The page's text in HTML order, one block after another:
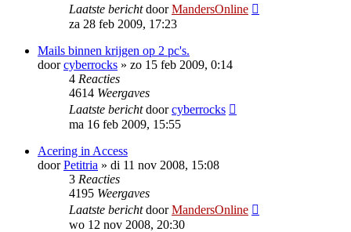
Laatste berichtdoorMandersOnline
za 28 feb 2009, 17:23
Mails binnen krijgen op 2 pc's.
doorcyberrocks » zo 15 feb 2009, 0:14
4 Reacties
4614 Weergaves
Laatste berichtdoorcyberrocks
ma 16 feb 2009, 15:55
Acering in Access
doorPetitria » di 11 nov 2008, 15:08
3 Reacties
4195 Weergaves
Laatste berichtdoorMandersOnline
wo 12 nov 2008, 20:30